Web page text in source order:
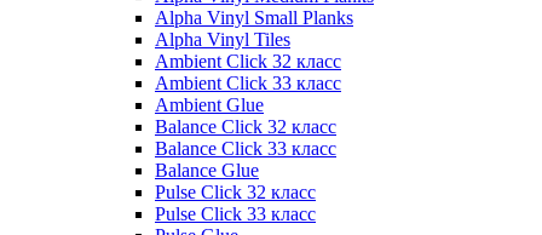
Alpha Vinyl Small Planks
Alpha Vinyl Tiles
Ambient Click 32 класс
Ambient Click 33 класс
Ambient Glue
Balance Click 32 класс
Balance Click 33 класс
Balance Glue
Pulse Click 32 класс
Pulse Click 33 класс